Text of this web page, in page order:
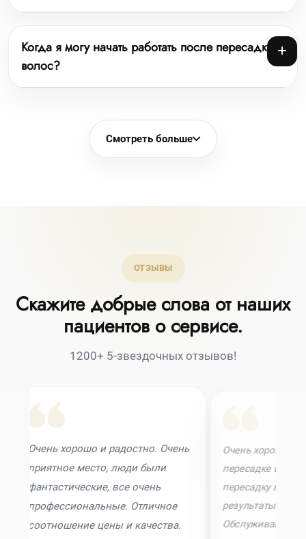
Когда я могу начать работать после пересадки
волос?
Смотреть больше
ОТЗЫВЫ
Скажите добрые слова от наших
пациентов о сервисе.
1200+ 5-звездочных отзывов!
радостно. Очень
люди были
все очень
Отличное
и качества.
Очень хорошая клиника по
пересадке волос. Я сделал
пересадку волос 2 года назад, и
результаты потрясающие.
Обслуживание, врачи и